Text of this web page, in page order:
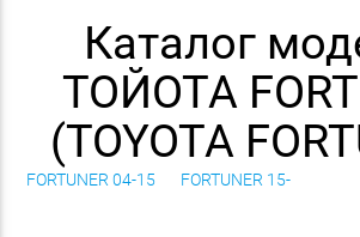
Каталог
ТОЙОТА
(TOYOTA
FORTUNER 04-15 FORTUNER 15-